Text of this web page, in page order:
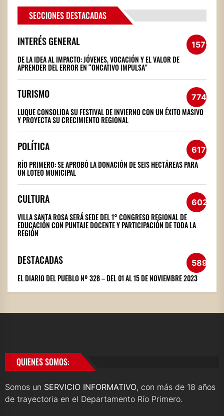
SECCIONES DESTACADAS
INTERÉS GENERAL 1572
DE LA IDEA AL IMPACTO: JÓVENES, VOCACIÓN Y EL VALOR DE
APRENDER DEL ERROR EN “ONCATIVO IMPULSA”
TURISMO 774
LUQUE CONSOLIDA SU FESTIVAL DE INVIERNO CON UN ÉXITO MASIVO
Y PROYECTA SU CRECIMIENTO REGIONAL
POLÍTICA 617
RÍO PRIMERO: SE APROBÓ LA DONACIÓN DE SEIS HECTÁREAS PARA
UN LOTEO MUNICIPAL
CULTURA 602
VILLA SANTA ROSA SERÁ SEDE DEL 1° CONGRESO REGIONAL DE
EDUCACIÓN CON PUNTAJE DOCENTE Y PARTICIPACIÓN DE TODA LA
REGIÓN
DESTACADAS 589
EL DIARIO DEL PUEBLO Nº 328 – DEL 01 AL 15 DE NOVIEMBRE 2023
QUIENES SOMOS:
Somos un SERVICIO INFORMATIVO, con más de 18 años
de trayectoria en el Departamento Río Primero.